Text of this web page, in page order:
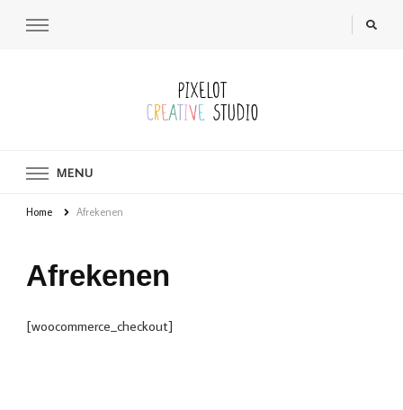
MENU
Home Afrekenen
Afrekenen
[woocommerce_checkout]